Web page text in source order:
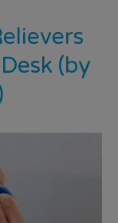
(by